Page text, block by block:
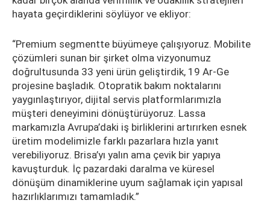
hayata geçirdiklerini söylüyor ve ekliyor:
“Premium segmentte büyümeye çalışıyoruz. Mobilite
çözümleri sunan bir şirket olma vizyonumuz
doğrultusunda 33 yeni ürün geliştirdik, 19 Ar-Ge
projesine başladık. Otopratik bakım noktalarını
yaygınlaştırıyor, dijital servis platformlarımızla
müşteri deneyimini dönüştürüyoruz. Lassa
markamızla Avrupa’daki iş birliklerini artırırken esnek
üretim modelimizle farklı pazarlara hızla yanıt
verebiliyoruz. Brisa’yı yalın ama çevik bir yapıya
kavuşturduk. İç pazardaki daralma ve küresel
dönüşüm dinamiklerine uyum sağlamak için yapısal
hazırlıklarımızı tamamladık.”